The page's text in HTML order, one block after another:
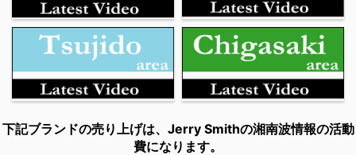
下記ブランドの売り上げは、Jerry Smithの湘南波情報の活動
費になります。